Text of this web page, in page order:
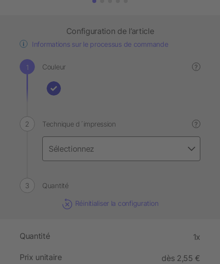
Configuration de l’article
Informations sur le processus de commande
Couleur ?
Technique d´impression ?
Quantité
Réinitialiser la configuration
Quantité 1x
Prix unitaire
dès 2,55 €